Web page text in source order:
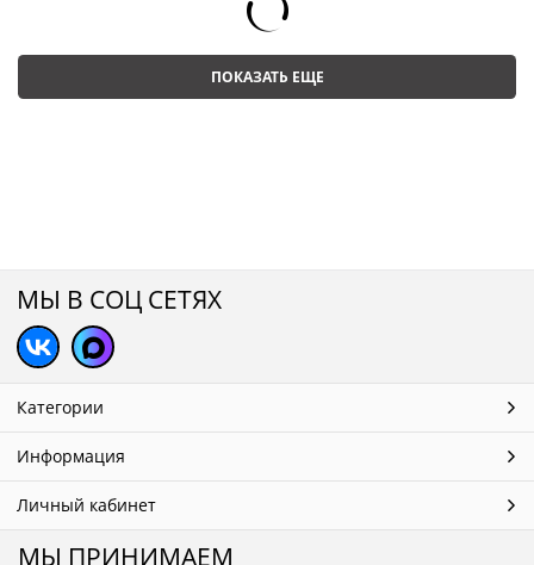
ПОКАЗАТЬ ЕЩЕ
МЫ В СОЦ СЕТЯХ
Категории
Информация
Личный кабинет
МЫ ПРИНИМАЕМ